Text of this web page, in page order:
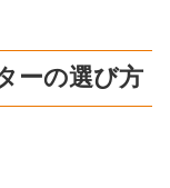
ーの選び方